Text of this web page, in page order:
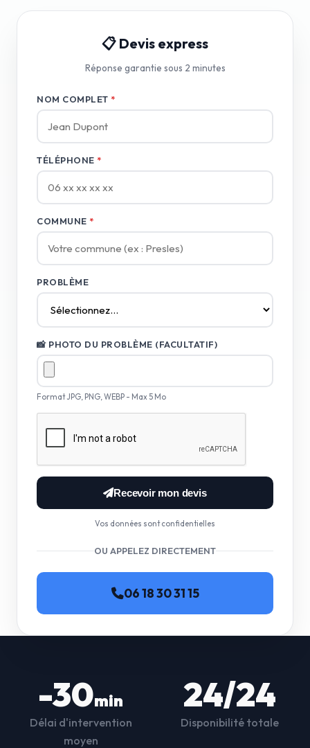
📋 Devis express
Réponse garantie sous 2 minutes
NOM COMPLET *
TÉLÉPHONE *
COMMUNE *
PROBLÈME
📸 PHOTO DU PROBLÈME (FACULTATIF)
Format JPG, PNG, WEBP - Max 5 Mo
Recevoir mon devis
Vos données sont confidentielles
OU APPELEZ DIRECTEMENT
06 18 30 31 15
-30min
Délai d'intervention
moyen
24/24
Disponibilité totale